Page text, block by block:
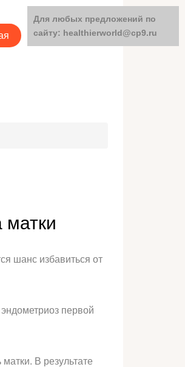
Категории
матки
шанс избавиться от
первой
В результате
Для любых предложений по
сайту: healthierworld@cp9.ru